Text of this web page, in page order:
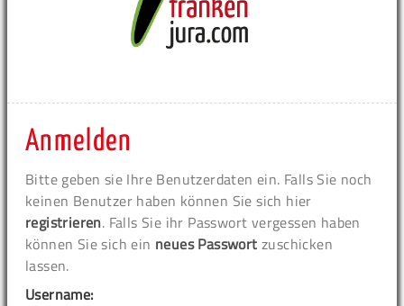
Anmelden
Bitte geben sie Ihre Benutzerdaten ein. Falls Sie noch
keinen Benutzer haben können Sie sich hier
registrieren. Falls Sie ihr Passwort vergessen haben
können Sie sich ein neues Passwort zuschicken
lassen.
Username: